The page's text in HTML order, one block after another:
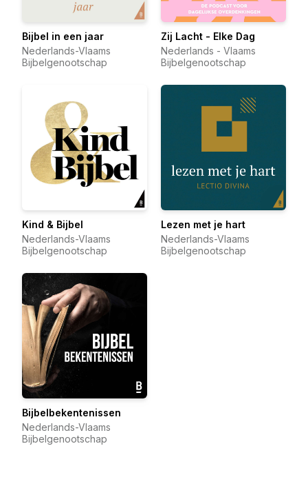
Bijbel in een jaar
Nederlands-Vlaams
Bijbelgenootschap
Zij Lacht - Elke Dag
Nederlands - Vlaams
Bijbelgenootschap
Kind & Bijbel
Nederlands-Vlaams
Bijbelgenootschap
Lezen met je hart
Nederlands-Vlaams
Bijbelgenootschap
Bijbelbekentenissen
Nederlands-Vlaams
Bijbelgenootschap